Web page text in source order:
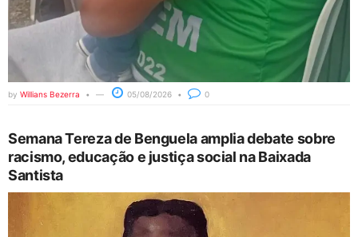
by Willians Bezerra 05/08/2026 0
Semana Tereza de Benguela amplia debate sobre
racismo, educação e justiça social na Baixada
Santista